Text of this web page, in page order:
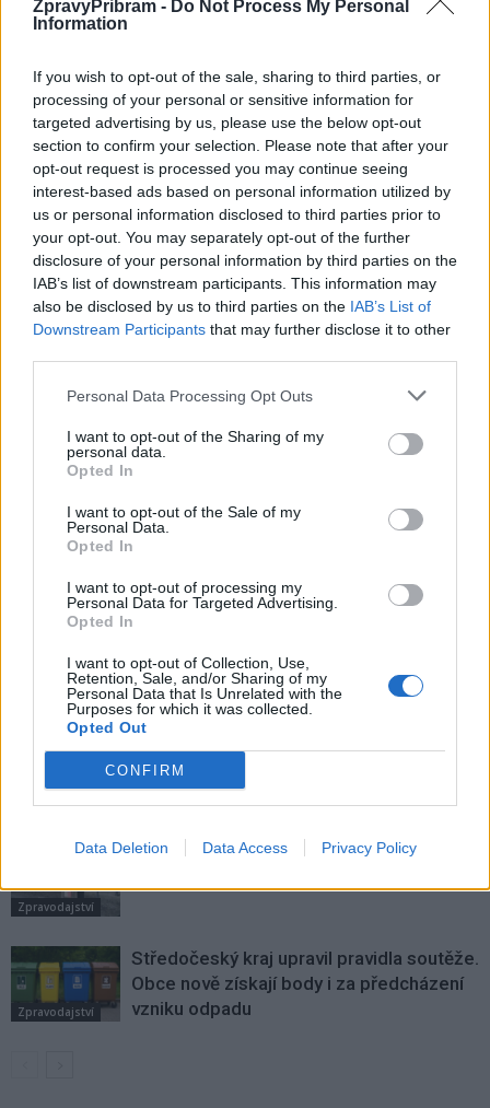
ZpravyPribram - Do Not Process My Personal
Information
If you wish to opt-out of the sale, sharing to third parties, or
processing of your personal or sensitive information for
targeted advertising by us, please use the below opt-out
section to confirm your selection. Please note that after your
opt-out request is processed you may continue seeing
interest-based ads based on personal information utilized by
us or personal information disclosed to third parties prior to
your opt-out. You may separately opt-out of the further
disclosure of your personal information by third parties on the
IAB’s list of downstream participants. This information may
also be disclosed by us to third parties on the IAB’s List of
Downstream Participants that may further disclose it to other
Personal Data Processing Opt Outs
I want to opt-out of the Sharing of my
personal data.
Opted In
I want to opt-out of the Sale of my
Personal Data.
Opted In
I want to opt-out of processing my
Personal Data for Targeted Advertising.
Opted In
I want to opt-out of Collection, Use,
Retention, Sale, and/or Sharing of my
Personal Data that Is Unrelated with the
Purposes for which it was collected.
Opted Out
CONFIRM
Data Deletion Data Access Privacy Policy
zástavbou nevhodná
Celou závěrečnou zprávu k průzkumu Fantovy louky najdete
ZDE.
Komentáře
TAGY Fantova louka
Hydrogeologický a hydrologický průzkum
posudek
Příbram zástavba zpráva
Předchozí článek
Zastupitelé mají dnes na
programu 16 bodů
Následující článek
Benátky a přivezli domů tři body
SOUVISEJÍCÍ ČLÁNKY
VÍCE OD AUTORA
Zpravodajství
Většina koupališť na Příbramsku nabízí
výborné podmínky. Horší voda je jen na
Zpravodajství
Příbram modernizuje parkovací automaty.
Zpravodajství
Středočeský kraj upravil pravidla soutěže.
Obce nově získají body i za předcházení
vzniku odpadu